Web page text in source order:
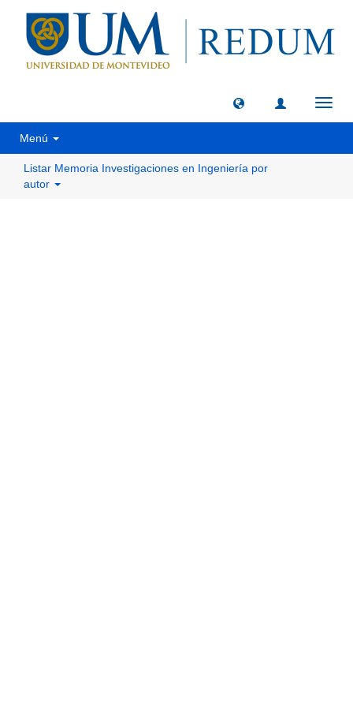
Menú
Listar Memoria Investigaciones en Ingeniería por
autor